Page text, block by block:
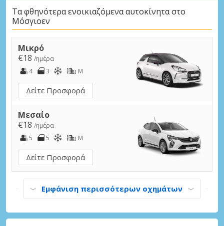
Τα φθηνότερα ενοικιαζόμενα αυτοκίνητα στο
Μόσγιοεν
Μικρό
€18 /ημέρα
4
3 M
Δείτε Προσφορά
Μεσαίο
€18 /ημέρα
5
5 M
Δείτε Προσφορά
Εμφάνιση περισσότερων οχημάτων